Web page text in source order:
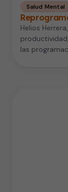
Salud Mental
Helios
las